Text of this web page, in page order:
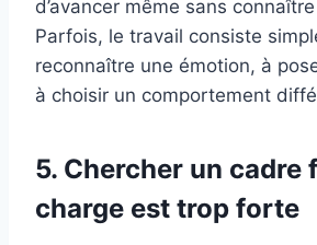
d’avancer même sans
Parfois, le travail consiste
reconnaître une émotion, à
à choisir un comportement
5. Chercher un cadre
charge est trop forte